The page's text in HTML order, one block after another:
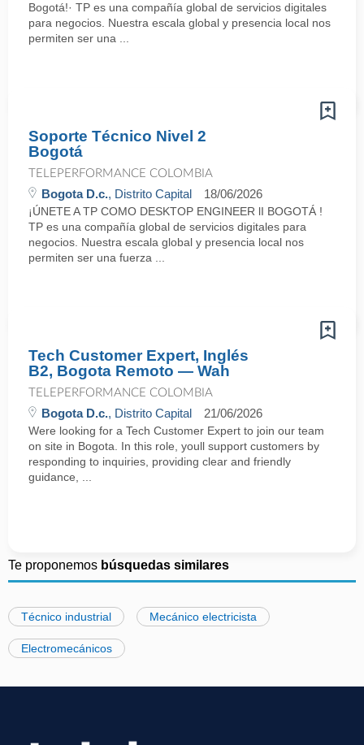
Bogotá!· TP es una compañía global de servicios digitales
para negocios. Nuestra escala global y presencia local nos
permiten ser una ...
Soporte Técnico Nivel 2
Bogotá
TELEPERFORMANCE COLOMBIA
Bogota D.c., Distrito Capital 18/06/2026
¡ÚNETE A TP COMO DESKTOP ENGINEER lI BOGOTÁ !
TP es una compañía global de servicios digitales para
negocios. Nuestra escala global y presencia local nos
permiten ser una fuerza ...
Tech Customer Expert, Inglés
B2, Bogota Remoto — Wah
TELEPERFORMANCE COLOMBIA
Bogota D.c., Distrito Capital 21/06/2026
Were looking for a Tech Customer Expert to join our team
on site in Bogota. In this role, youll support customers by
responding to inquiries, providing clear and friendly
guidance, ...
Te proponemos búsquedas similares
Técnico industrial Mecánico electricista
Electromecánicos